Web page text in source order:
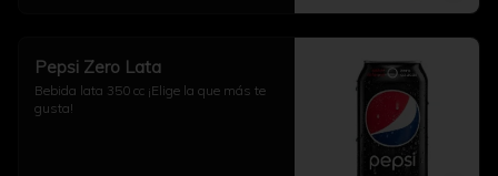
Pepsi Zero Lata
Bebida lata 350 cc ¡Elige la que más te
gusta!